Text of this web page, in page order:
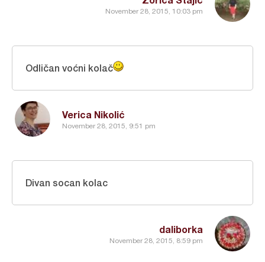
November 28, 2015, 10:03 pm
Verica Nikolić
November 28, 2015, 9:51 pm
Odličan voćni kolač
daliborka
November 28, 2015, 8:59 pm
Divan socan kolac